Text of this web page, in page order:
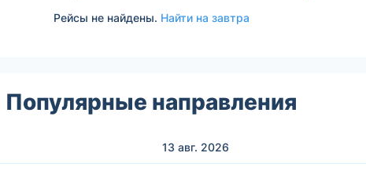
Рейсы не найдены. Найти на завтра
Популярные направления
13 авг. 2026